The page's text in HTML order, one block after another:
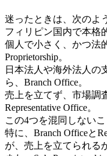
迷ったときは、次のよ
フィリピン国内で本格
個人で小さく、かつ法
Proprietorship。
日本法人や海外法人の
ら、Branch Office。
売上を立てず、市場調
Representative Office。
この4つを混同しないこ
特に、Branch Officeと
が、売上を立てられる